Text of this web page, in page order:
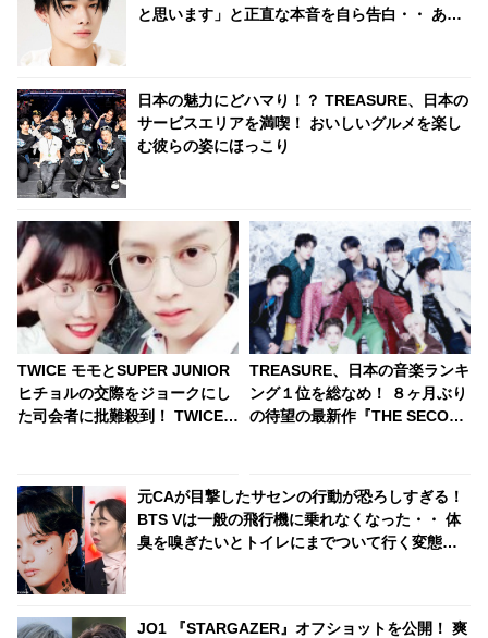
と思います」と正直な本音を自ら告白・・ あま
日本の魅力にどハマり！？ TREASURE、日本の
サービスエリアを満喫！ おいしいグルメを楽し
む彼らの姿にほっこり
TWICE モモとSUPER JUNIOR
ヒチョルの交際をジョークにし
た司会者に批難殺到！ TWICE
TREASURE、日本の音楽ランキ
ング１位を総なめ！ ８ヶ月ぶり
の待望の最新作『THE SECOND
ら27位までを独占・・ 日本での
熱い人気を証明
元CAが目撃したサセンの行動が恐ろしすぎる！
BTS Vは一般の飛行機に乗れなくなった・・ 体
臭を嗅ぎたいとトイレにまでついて行く変態的
JO1 『STARGAZER』オフショットを公開！ 爽